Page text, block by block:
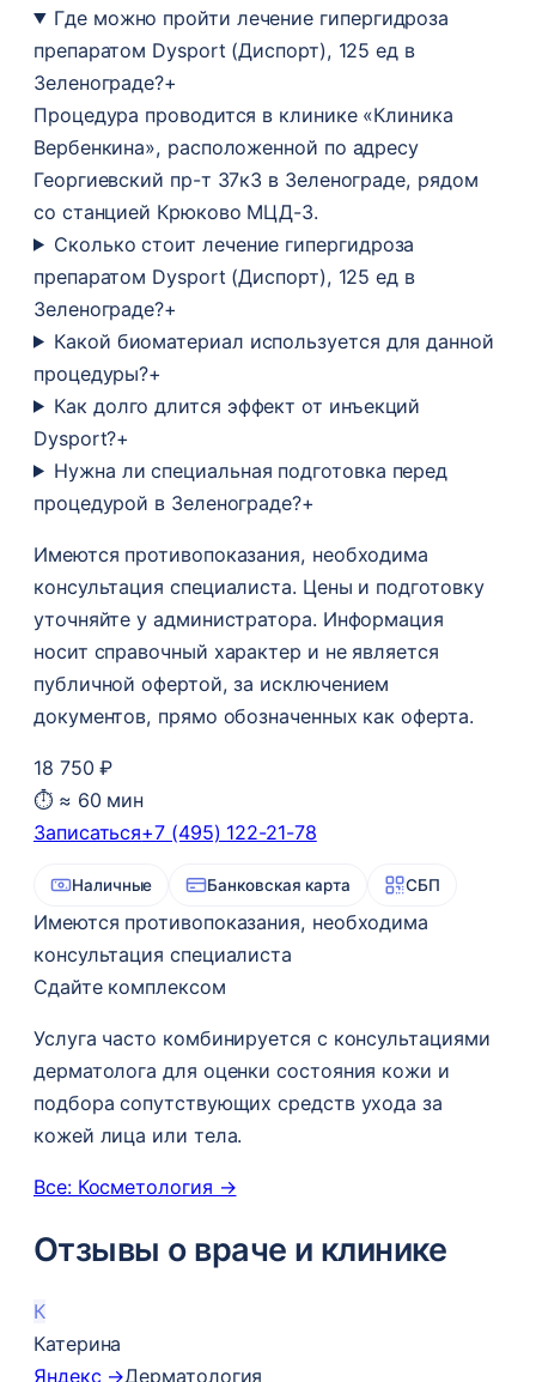
Где можно пройти лечение гипергидроза
препаратом Dysport (Диспорт), 125 ед в
Зеленограде?+
Процедура проводится в клинике «Клиника
Вербенкина», расположенной по адресу
Георгиевский пр-т 37к3 в Зеленограде, рядом
со станцией Крюково МЦД-3.
Сколько стоит лечение гипергидроза
препаратом Dysport (Диспорт), 125 ед в
Зеленограде?+
Какой биоматериал используется для данной
процедуры?+
Как долго длится эффект от инъекций
Dysport?+
Нужна ли специальная подготовка перед
процедурой в Зеленограде?+
Имеются противопоказания, необходима
консультация специалиста. Цены и подготовку
уточняйте у администратора. Информация
носит справочный характер и не является
публичной офертой, за исключением
документов, прямо обозначенных как оферта.
18 750 ₽
⏱ ≈ 60 мин
Записаться+7 (495) 122-21-78
Наличные Банковская карта СБП
Имеются противопоказания, необходима
консультация специалиста
Сдайте комплексом
Услуга часто комбинируется с консультациями
дерматолога для оценки состояния кожи и
подбора сопутствующих средств ухода за
кожей лица или тела.
Все: Косметология →
Отзывы о враче и клинике
К
Катерина
Яндекс →Дерматология